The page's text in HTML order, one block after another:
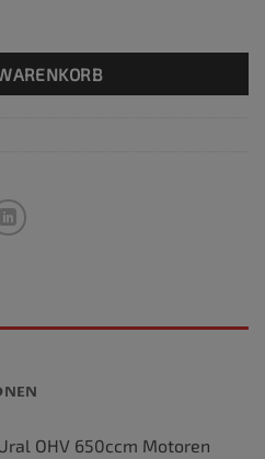
OHV 650ccm Motoren